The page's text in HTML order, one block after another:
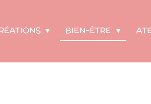
BIEN-ÊTRE